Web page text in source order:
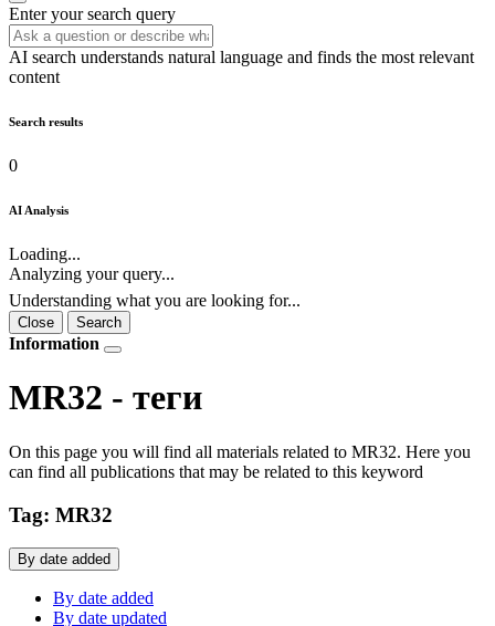
Enter your search query
AI search understands natural language and finds the most relevant
content
Search results
0
AI Analysis
Loading...
Analyzing your query...
Understanding what you are looking for...
Close Search
Information
MR32 - теги
On this page you will find all materials related to MR32. Here you
can find all publications that may be related to this keyword
Tag: MR32
By date added
By date added
By date updated